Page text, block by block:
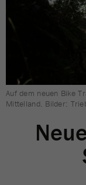
Auf dem neuen Bike
Mittelland. Bilder: